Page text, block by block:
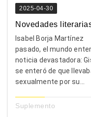
2025-04-30
Novedades
Isabel Borja Martínez Y
pasado, el mundo
noticia devastadora:
se enteró de que
sexualmente por su...
Suplemento